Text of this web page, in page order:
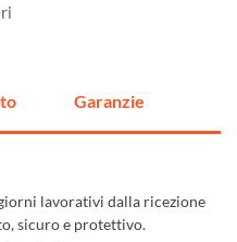
Garanzie
lavorativi dalla ricezione
sicuro e protettivo.